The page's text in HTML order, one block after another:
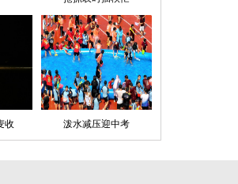
收 泼水减压迎中考